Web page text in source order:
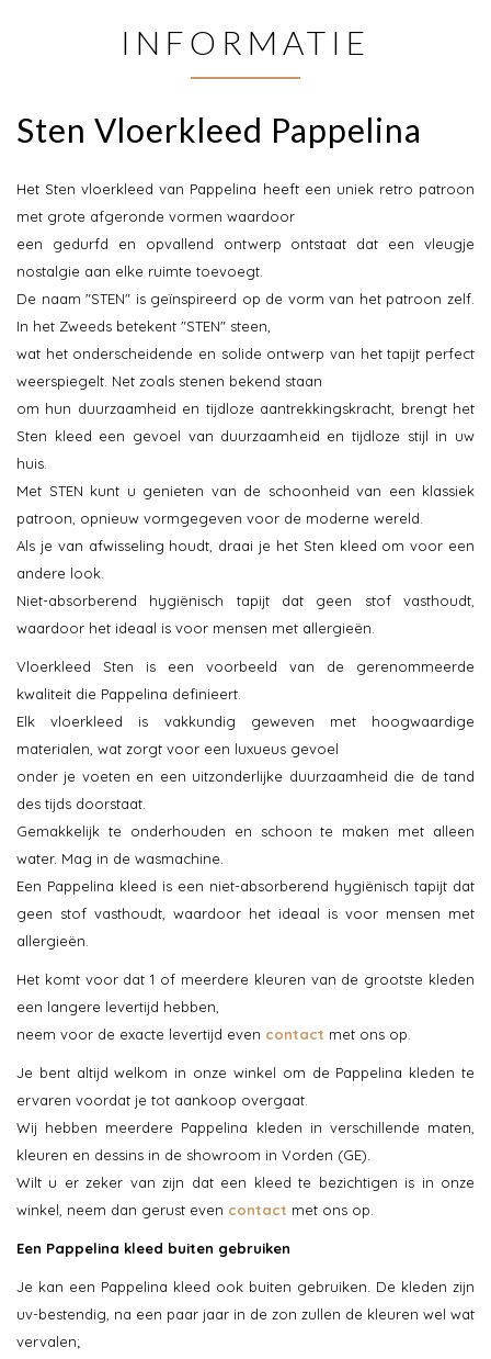
INFORMATIE
Sten Vloerkleed Pappelina
Het Sten vloerkleed van Pappelina heeft een uniek retro patroon
met grote afgeronde vormen waardoor
een gedurfd en opvallend ontwerp ontstaat dat een vleugje
nostalgie aan elke ruimte toevoegt.
De naam "STEN" is geïnspireerd op de vorm van het patroon zelf.
In het Zweeds betekent "STEN" steen,
wat het onderscheidende en solide ontwerp van het tapijt perfect
weerspiegelt. Net zoals stenen bekend staan
om hun duurzaamheid en tijdloze aantrekkingskracht, brengt het
Sten kleed een gevoel van duurzaamheid en tijdloze stijl in uw
huis.
Met STEN kunt u genieten van de schoonheid van een klassiek
patroon, opnieuw vormgegeven voor de moderne wereld.
Als je van afwisseling houdt, draai je het Sten kleed om voor een
andere look.
Niet-absorberend hygiënisch tapijt dat geen stof vasthoudt,
waardoor het ideaal is voor mensen met allergieën.
Vloerkleed Sten is een voorbeeld van de gerenommeerde
kwaliteit die Pappelina definieert.
Elk vloerkleed is vakkundig geweven met hoogwaardige
materialen, wat zorgt voor een luxueus gevoel
onder je voeten en een uitzonderlijke duurzaamheid die de tand
des tijds doorstaat.
Gemakkelijk te onderhouden en schoon te maken met alleen
water. Mag in de wasmachine.
Een Pappelina kleed is een niet-absorberend hygiënisch tapijt dat
geen stof vasthoudt, waardoor het ideaal is voor mensen met
allergieën.
Het komt voor dat 1 of meerdere kleuren van de grootste kleden
een langere levertijd hebben,
neem voor de exacte levertijd even contact met ons op.
Je bent altijd welkom in onze winkel om de Pappelina kleden te
ervaren voordat je tot aankoop overgaat.
Wij hebben meerdere Pappelina kleden in verschillende maten,
kleuren en dessins in de showroom in Vorden (GE).
Wilt u er zeker van zijn dat een kleed te bezichtigen is in onze
winkel, neem dan gerust even contact met ons op.
Een Pappelina kleed buiten gebruiken
Je kan een Pappelina kleed ook buiten gebruiken. De kleden zijn
uv-bestendig, na een paar jaar in de zon zullen de kleuren wel wat
vervalen;